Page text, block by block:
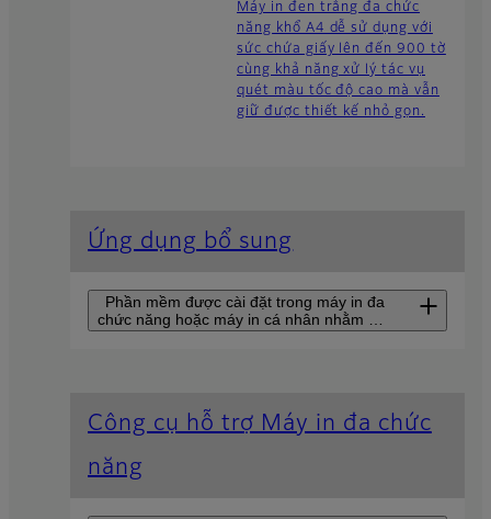
Máy in đen trắng đa chức
năng khổ A4 dễ sử dụng với
sức chứa giấy lên đến 900 tờ
cùng khả năng xử lý tác vụ
quét màu tốc độ cao mà vẫn
giữ được thiết kế nhỏ gọn.
Ứng dụng bổ sung
Phần mềm được cài đặt trong máy in đa
chức năng hoặc máy in cá nhân nhằm mở
rộng chức năng của chúng theo các nhu
(Gửi bản quét đến
Công cụ hỗ trợ Máy in đa chức
năng